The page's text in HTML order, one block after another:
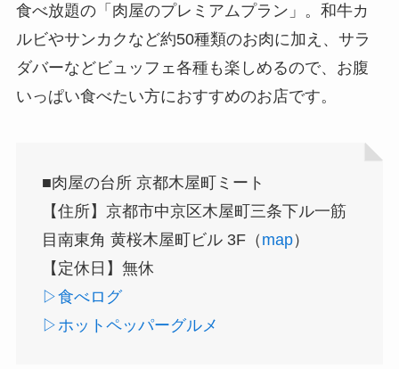
食べ放題の「肉屋のプレミアムプラン」。和牛カ
ルビやサンカクなど約50種類のお肉に加え、サラ
ダバーなどビュッフェ各種も楽しめるので、お腹
いっぱい食べたい方におすすめのお店です。
■肉屋の台所 京都木屋町ミート
【住所】京都市中京区木屋町三条下ル一筋
目南東角 黄桜木屋町ビル 3F（ map）
【定休日】無休
▷食べログ
▷ホットペッパーグルメ